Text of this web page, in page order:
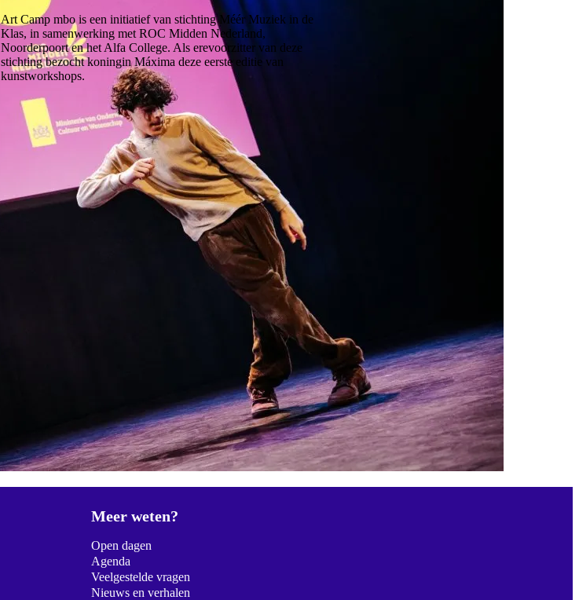
Art Camp mbo is een initiatief van stichting Méér Muziek in de
Klas, in samenwerking met ROC Midden Nederland,
Noorderpoort en het Alfa College. Als erevoorzitter van deze
stichting bezocht koningin Máxima deze eerste editie van
kunstworkshops.
Meer weten?
Open dagen
Agenda
Veelgestelde vragen
Nieuws en verhalen